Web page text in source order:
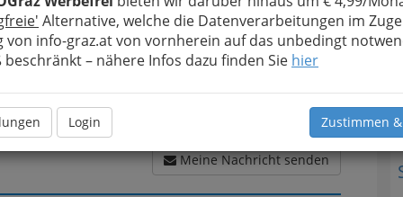
Alternative, welche die Datenverarbeitungen im
von info-graz.at von vornherein auf das unbedingt
beschränkt – nähere Infos dazu finden Sie hier
Login Zustimmen
Meine Nachricht senden